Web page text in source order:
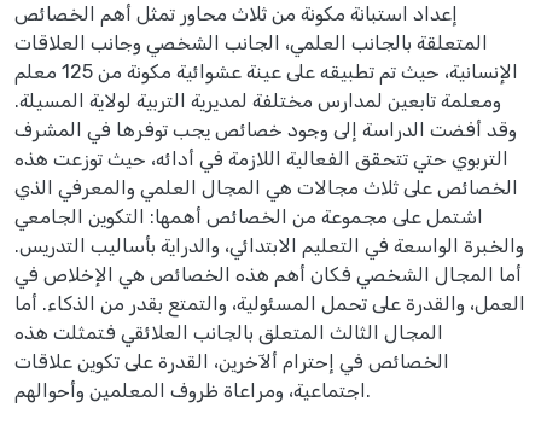
إعداد استبانة مكونة من ثلاث محاور تمثل أهم الخصائص
المتعلقة بالجانب العلمي، الجانب الشخصي وجانب العلاقات
الإنسانية، حيث تم تطبيقه على عينة عشوائية مكونة من 125 معلم
ومعلمة تابعين لمدارس مختلفة لمديرية التربية لولاية المسيلة.
وقد أفضت الدراسة إلى وجود خصائص يجب توفرها في المشرف
التربوي حتي تتحقق الفعالية اللازمة في أدائه، حيث توزعت هذه
الخصائص على ثلاث مجالات هي المجال العلمي والمعرفي الذي
اشتمل على مجموعة من الخصائص أهمها: التكوين الجامعي
والخبرة الواسعة في التعليم الابتدائي، والدراية بأساليب التدريس.
أما المجال الشخصي فكان أهم هذه الخصائص هي الإخلاص في
العمل، والقدرة على تحمل المسئولية، والتمتع بقدر من الذكاء. أما
المجال الثالث المتعلق بالجانب العلائقي فتمثلت هذه
الخصائص في إحترام ألآخرين، القدرة على تكوين علاقات
اجتماعية، ومراعاة ظروف المعلمين وأحوالهم.